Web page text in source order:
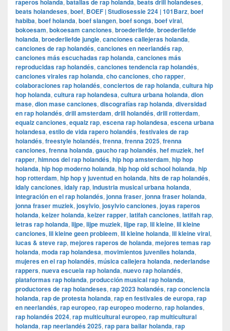
raperos holanda, batallas de rap holanda, beats drill holandeses,
beats holandeses, boef, BOEF | Studiosessie 224 | 101Barz, boef
habiba, boef holanda, boef slangen, boef songs, boef viral,
bokoesam, bokoesam canciones, broederliefde, broederliefde
holanda, broederliefde jungle, canciones callejeras holanda,
canciones de rap holandés, canciones en neerlandés rap,
canciones más escuchadas rap holanda, canciones más
reproducidas rap holandés, canciones tendencia rap holandés,
canciones virales rap holanda, cho canciones, cho rapper,
colaboraciones rap holandés, conciertos de rap holanda, cultura hip
hop holanda, cultura rap holandesa, cultura urbana holanda, dion
mase, dion mase canciones, discografías rap holanda, diversidad
en rap holandés, drill amsterdam, drill holandés, drill rotterdam,
equalz canciones, equalz rap, escena rap holandesa, escena urbana
holandesa, estilo de vida rapero holandés, festivales de rap
holandés, freestyle holandés, frenna, frenna 2025, frenna
canciones, frenna holanda, gaucho rap holandés, hef muziek, hef
rapper, himnos del rap holandés, hip hop amsterdam, hip hop
holanda, hip hop moderno holanda, hip hop old school holanda, hip
hop rotterdam, hip hop y juventud en holanda, hits de rap holandés,
idaly canciones, idaly rap, industria musical urbana holanda,
integración en el rap holandés, jonna fraser, jonna fraser holanda,
jonna fraser muziek, josylvio, josylvio canciones, joyas raperos
holanda, keizer holanda, keizer rapper, latifah canciones, latifah rap,
letras rap holanda, lijpe, lijpe muziek, lijpe rap, lil kleine, lil kleine
canciones, lil kleine geen probleem, lil kleine holanda, lil kleine viral,
lucas & steve rap, mejores raperos de holanda, mejores temas rap
holanda, moda rap holandesa, movimientos juveniles holanda,
mujeres en el rap holandés, música callejera holanda, nederlandse
rappers, nueva escuela rap holanda, nuevo rap holandés,
plataformas rap holanda, producción musical rap holanda,
productores de rap holandeses, rap 2023 holandés, rap conciencia
holanda, rap de protesta holanda, rap en festivales de europa, rap
en neerlandés, rap europeo, rap europeo moderno, rap holandes,
rap holandés 2024, rap multicultural europeo, rap multicultural
holanda, rap neerlandés 2025, rap para bailar holanda, rap